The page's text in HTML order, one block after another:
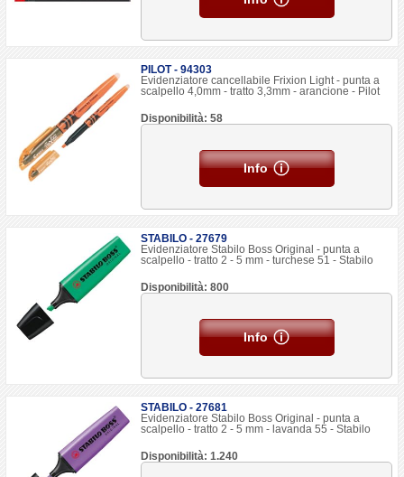
PILOT - 94303
Evidenziatore cancellabile Frixion Light - punta a
scalpello 4,0mm - tratto 3,3mm - arancione - Pilot
Disponibilità: 58
Info
STABILO - 27679
Evidenziatore Stabilo Boss Original - punta a
scalpello - tratto 2 - 5 mm - turchese 51 - Stabilo
Disponibilità: 800
Info
STABILO - 27681
Evidenziatore Stabilo Boss Original - punta a
scalpello - tratto 2 - 5 mm - lavanda 55 - Stabilo
Disponibilità: 1.240